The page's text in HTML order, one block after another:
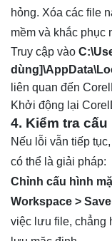
hỏng. Xóa các file
mềm và khắc phục
Truy cập vào
liên quan đến
Khởi động lại
4. Kiểm tra
Nếu lỗi vẫn tiếp
có thể là giải pháp:
Chỉnh cấu hình
Workspace > Save
việc lưu file, chẳng